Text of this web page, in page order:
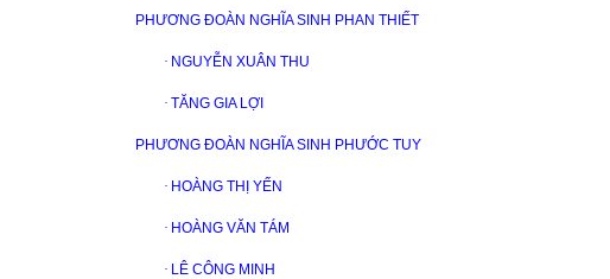
PHƯƠNG ĐOÀN NGHĨA SINH PHAN THIẾT
· NGUYỄN XUÂN THU
· TĂNG GIA LỢI
PHƯƠNG ĐOÀN NGHĨA SINH PHƯỚC TUY
· HOÀNG THỊ YẾN
· HOÀNG VĂN TÁM
· LÊ CÔNG MINH